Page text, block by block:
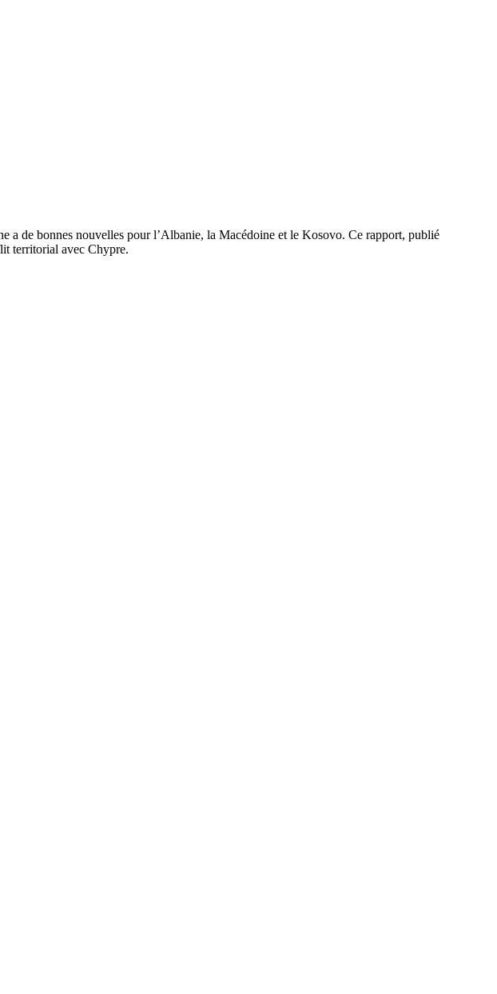
a de bonnes nouvelles pour l’Albanie, la Macédoine et le Kosovo. Ce rapport, publié
territorial avec Chypre.